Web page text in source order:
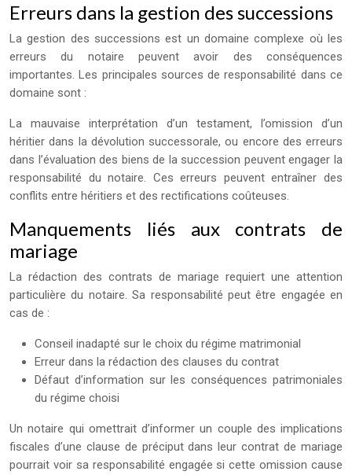
Erreurs dans la gestion des successions
La gestion des successions est un domaine complexe où les
erreurs du notaire peuvent avoir des conséquences
importantes. Les principales sources de responsabilité dans ce
domaine sont :
La mauvaise interprétation d’un testament, l’omission d’un
héritier dans la dévolution successorale, ou encore des erreurs
dans l’évaluation des biens de la succession peuvent engager la
responsabilité du notaire. Ces erreurs peuvent entraîner des
conflits entre héritiers et des rectifications coûteuses.
Manquements liés aux contrats de
mariage
La rédaction des contrats de mariage requiert une attention
particulière du notaire. Sa responsabilité peut être engagée en
cas de :
Conseil inadapté sur le choix du régime matrimonial
Erreur dans la rédaction des clauses du contrat
Défaut d’information sur les conséquences patrimoniales
du régime choisi
Un notaire qui omettrait d’informer un couple des implications
fiscales d’une clause de préciput dans leur contrat de mariage
pourrait voir sa responsabilité engagée si cette omission cause